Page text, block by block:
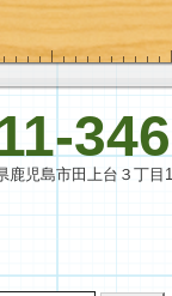
鹿児島市田上台３丁目